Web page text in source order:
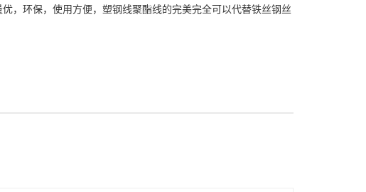
，环保，使用方便，塑钢线聚酯线的完美完全可以代替铁丝钢丝